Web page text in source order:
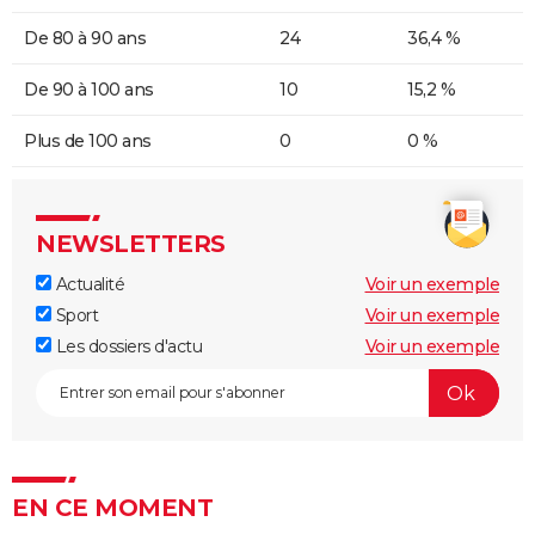
De 80 à 90 ans 24 36,4 %
De 90 à 100 ans 10 15,2 %
Plus de 100 ans 0 0 %
NEWSLETTERS
Actualité
Voir un exemple
Sport
Voir un exemple
Les dossiers d'actu
Voir un exemple
EN CE MOMENT